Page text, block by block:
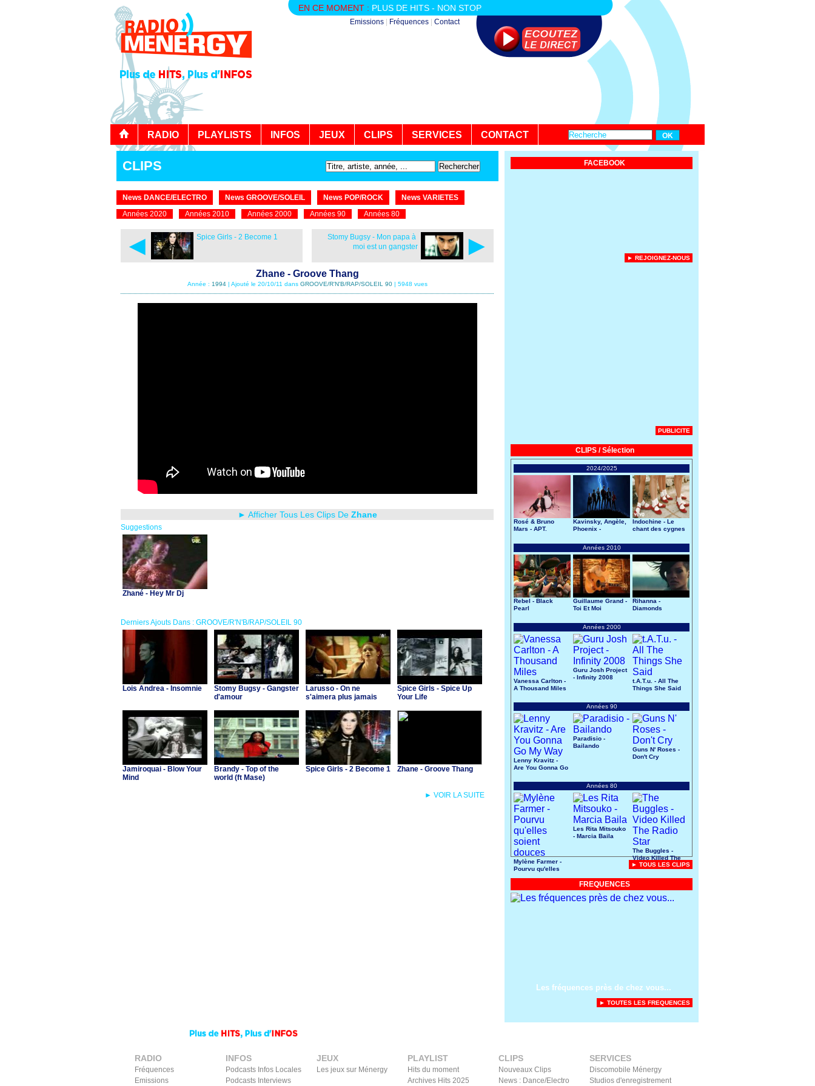
EN CE MOMENT : PLUS DE HITS - NON STOP
Emissions Fréquences Contact
RADIO PLAYLISTS INFOS JEUX CLIPS SERVICES CONTACT
CLIPS
News DANCE/ELECTRO News GROOVE/SOLEIL News POP/ROCK
News VARIETES
Années 2020
Années 2010 Années 2000 Années 90 Années 80
◄ Spice Girls - 2 Become 1 ►
Stomy Bugsy - Mon papa à
moi est un gangster
Zhane - Groove Thang
Année : 1994| Ajouté le 20/10/11 dans GROOVE/R'N'B/RAP/SOLEIL 90| 5948 vues
► Afficher Tous Les Clips De Zhane
Suggestions
Zhané - Hey Mr Dj
Derniers Ajouts Dans : GROOVE/R'N'B/RAP/SOLEIL 90
Lois Andrea - Insomnie
Stomy Bugsy - Gangster
d'amour
Larusso - On ne
s'aimera plus jamais
Spice Girls - Spice Up
Your Life
Jamiroquai - Blow Your
Mind
Brandy - Top of the
world (ft Mase)
Spice Girls - 2 Become 1 Zhane - Groove Thang
► VOIR LA SUITE
FACEBOOK
► REJOIGNEZ-NOUS
PUBLICITE
CLIPS / Sélection
2024/2025
Rosé & Bruno
Mars - APT.
Kavinsky, Angèle,
Phoenix -
Indochine - Le
chant des cygnes
Années 2010
Rebel - Black
Pearl
Guillaume Grand -
Toi Et Moi
Rihanna -
Diamonds
Années 2000
Vanessa Carlton -
A Thousand Miles
Guru Josh Project
- Infinity 2008
t.A.T.u. - All The
Things She Said
Années 90
Lenny Kravitz -
Are You Gonna Go
Paradisio -
Bailando
Guns N' Roses -
Don't Cry
Années 80
Mylène Farmer -
Pourvu qu'elles
Les Rita Mitsouko
- Marcia Baila
The Buggles -
Video Killed The
Radio Star
► TOUS LES CLIPS
FREQUENCES
Les fréquences près de chez vous...
► TOUTES LES FREQUENCES
RADIO
Fréquences
Emissions
INFOS
Podcasts Infos Locales
Podcasts Interviews
JEUX
Les jeux sur Ménergy
PLAYLIST
Hits du moment
Archives Hits 2025
CLIPS
Nouveaux Clips
News : Dance/Electro
SERVICES
Discomobile Ménergy
Studios d'enregistrement